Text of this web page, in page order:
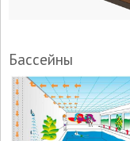
Бассейны